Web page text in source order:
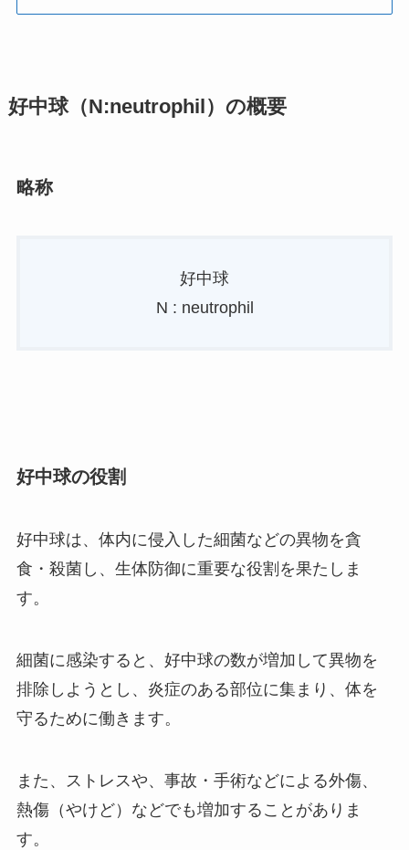
好中球（N:neutrophil）の概要
略称
好中球
N : neutrophil
好中球の役割
好中球は、体内に侵入した細菌などの異物を貪
食・殺菌し、生体防御に重要な役割を果たしま
す。
細菌に感染すると、好中球の数が増加して異物を
排除しようとし、炎症のある部位に集まり、体を
守るために働きます。
また、ストレスや、事故・手術などによる外傷、
熱傷（やけど）などでも増加することがありま
す。